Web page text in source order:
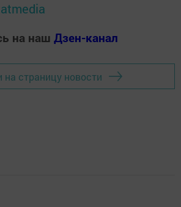
на наш Дзен-канал
на страницу новости